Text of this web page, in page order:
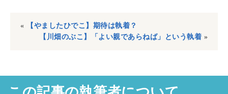
«
【やましたひでこ】期待は執着？
【川畑のぶこ】「よい親であらねば」という執着 »